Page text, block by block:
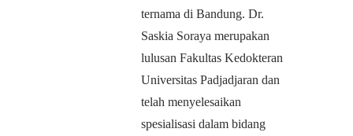
ternama di Bandung. Dr.
Saskia Soraya merupakan
lulusan Fakultas Kedokteran
Universitas Padjadjaran dan
telah menyelesaikan
spesialisasi dalam bidang